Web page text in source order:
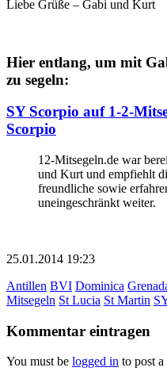
Liebe Grüße – Gabi und Kurt
Hier entlang, um mit
zu segeln:
SY Scorpio auf 1-2-
Scorpio
12-Mitsegeln.de war
und Kurt und empfiehlt
freundliche sowie
uneingeschränkt weiter.
25.01.2014 19:23
Antillen BVI Dominica
Mitsegeln St Lucia St Martin
Kommentar eintragen
You must be logged in to post a